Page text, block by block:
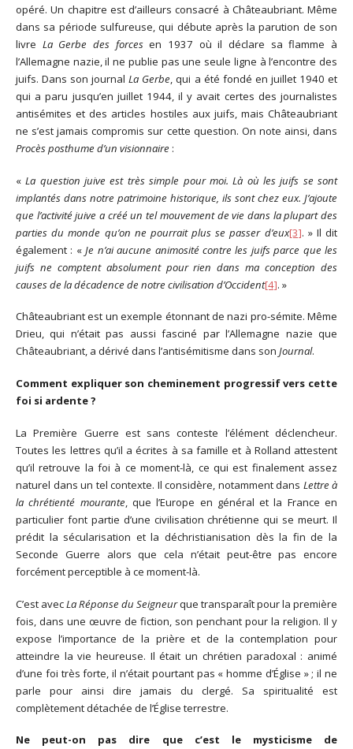
opéré. Un chapitre est d’ailleurs consacré à Châteaubriant. Même
dans sa période sulfureuse, qui débute après la parution de son
livre La Gerbe des forcesen 1937 où il déclare sa flamme à
l’Allemagne nazie, il ne publie pas une seule ligne à l’encontre des
juifs. Dans son journalLa Gerbe, qui a été fondé en juillet 1940 et
qui a paru jusqu’en juillet 1944, il y avait certes des journalistes
antisémites et des articles hostiles aux juifs, mais Châteaubriant
ne s’est jamais compromis sur cette question. On note ainsi, dans
Procès posthume d’un visionnaire :
«La question juive est très simple pour moi. Là où les juifs se sont
implantés dans notre patrimoine historique, ils sont chez eux. J’ajoute
que l’activité juive a créé un tel mouvement de vie dans la plupart des
parties du monde qu’on ne pourrait plus se passer d’eux[3]. » Il dit
également : «Je n’ai aucune animosité contre les juifs parce que les
juifs ne comptent absolument pour rien dans ma conception des
causes de la décadence de notre civilisation d’Occident[4]. »
Châteaubriant est un exemple étonnant de nazi pro-sémite. Même
Drieu, qui n’était pas aussi fasciné par l’Allemagne nazie que
Châteaubriant, a dérivé dans l’antisémitisme dans son Journal.
Comment expliquer son cheminement progressif vers cette
foi si ardente ?
La Première Guerre est sans conteste l’élément déclencheur.
Toutes les lettres qu’il a écrites à sa famille et à Rolland attestent
qu’il retrouve la foi à ce moment-là, ce qui est finalement assez
naturel dans un tel contexte. Il considère, notamment dans Lettre à
la chrétienté mourante, que l’Europe en général et la France en
particulier font partie d’une civilisation chrétienne qui se meurt. Il
prédit la sécularisation et la déchristianisation dès la fin de la
Seconde Guerre alors que cela n’était peut-être pas encore
forcément perceptible à ce moment-là.
C’est avecLa Réponse du Seigneurque transparaît pour la première
fois, dans une œuvre de fiction, son penchant pour la religion. Il y
expose l’importance de la prière et de la contemplation pour
atteindre la vie heureuse. Il était un chrétien paradoxal : animé
d’une foi très forte, il n’était pourtant pas « homme d’Église » ; il ne
parle pour ainsi dire jamais du clergé. Sa spiritualité est
complètement détachée de l’Église terrestre.
Ne peut-on pas dire que c’est le mysticisme de